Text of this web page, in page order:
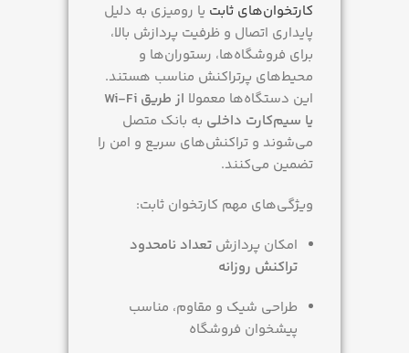
کارتخوان‌های ثابت یا رومیزی به دلیل
پایداری اتصال و ظرفیت پردازش بالا،
برای فروشگاه‌ها، رستوران‌ها و
محیط‌های پرتراکنش مناسب هستند.
این دستگاه‌ها معمولا
از طریق Wi-Fi
یا سیم‌کارت داخلی به بانک متصل
می‌شوند و تراکنش‌های سریع و امن را
تضمین می‌کنند.
ویژگی‌های مهم کارتخوان ثابت:
امکان پردازش تعداد نامحدود
تراکنش روزانه
طراحی شیک و مقاوم، مناسب
پیشخوان فروشگاه